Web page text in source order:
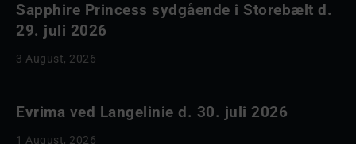
Sapphire Princess sydgående i Storebælt d.
29. juli 2026
3 August, 2026
Evrima ved Langelinie d. 30. juli 2026
1 August, 2026